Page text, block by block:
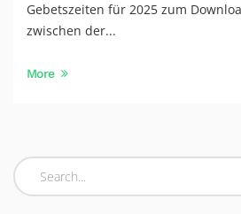
Gebetszeiten für 2025 zum
zwischen der...
More